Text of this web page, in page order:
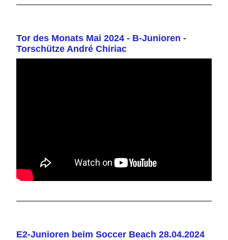
Tor des Monats Mai 2024 - B-Junioren -
Torschütze André Chiriac
E2-Junioren beim Soccer Beach 28.04.2024